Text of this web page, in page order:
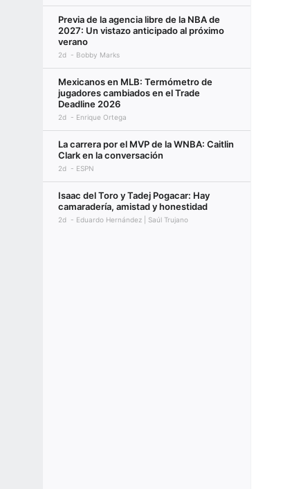
Previa de la agencia libre de la NBA de
2027: Un vistazo anticipado al próximo
verano
2d Bobby Marks
Mexicanos en MLB: Termómetro de
jugadores cambiados en el Trade
Deadline 2026
2d Enrique Ortega
La carrera por el MVP de la WNBA: Caitlin
Clark en la conversación
2d ESPN
Isaac del Toro y Tadej Pogacar: Hay
camaradería, amistad y honestidad
2d Eduardo Hernández | Saúl Trujano